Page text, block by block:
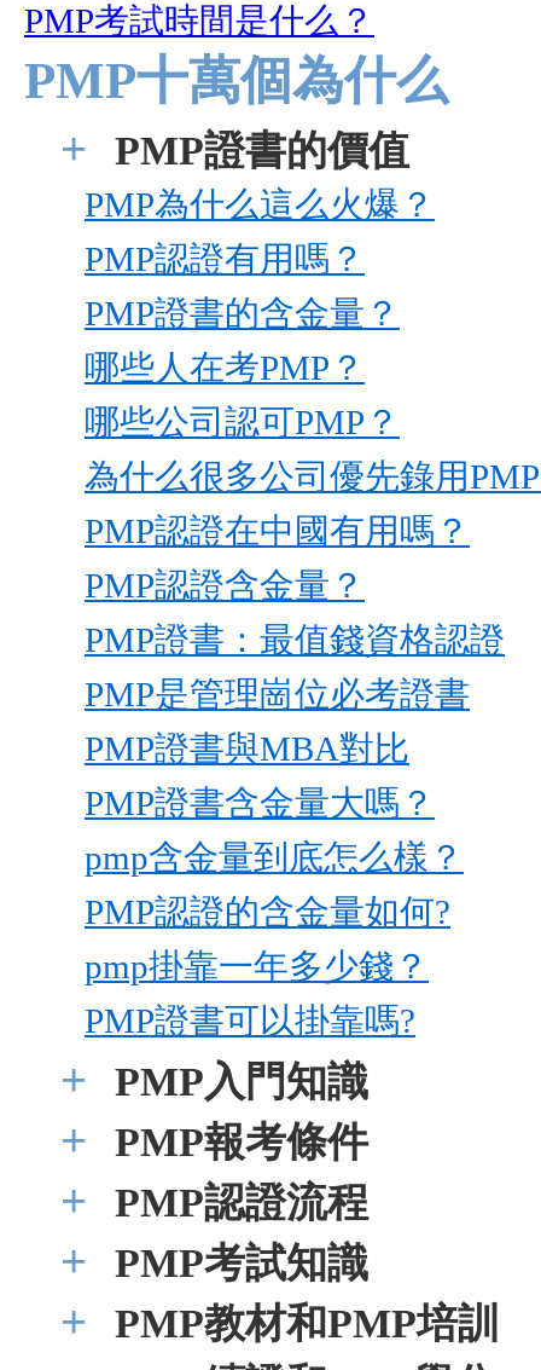
PMP考試時間是什么？
PMP十萬個為什么
+ PMP證書的價值
PMP為什么這么火爆？
PMP認證有用嗎？
PMP證書的含金量？
哪些人在考PMP？
哪些公司認可PMP？
為什么很多公司優先錄用
PMP認證在中國有用嗎？
PMP認證含金量？
PMP證書：最值錢資格認證
PMP是管理崗位必考證書
PMP證書與MBA對比
PMP證書含金量大嗎？
pmp含金量到底怎么樣？
PMP認證的含金量如何?
pmp掛靠一年多少錢？
PMP證書可以掛靠嗎?
+ PMP入門知識
+ PMP報考條件
+ PMP認證流程
+ PMP考試知識
+ PMP教材和PMP培訓